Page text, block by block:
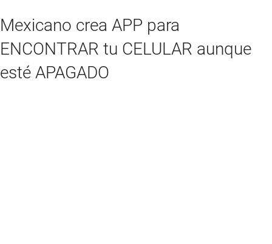
Mexicano crea APP para
ENCONTRAR tu CELULAR aunque
esté APAGADO